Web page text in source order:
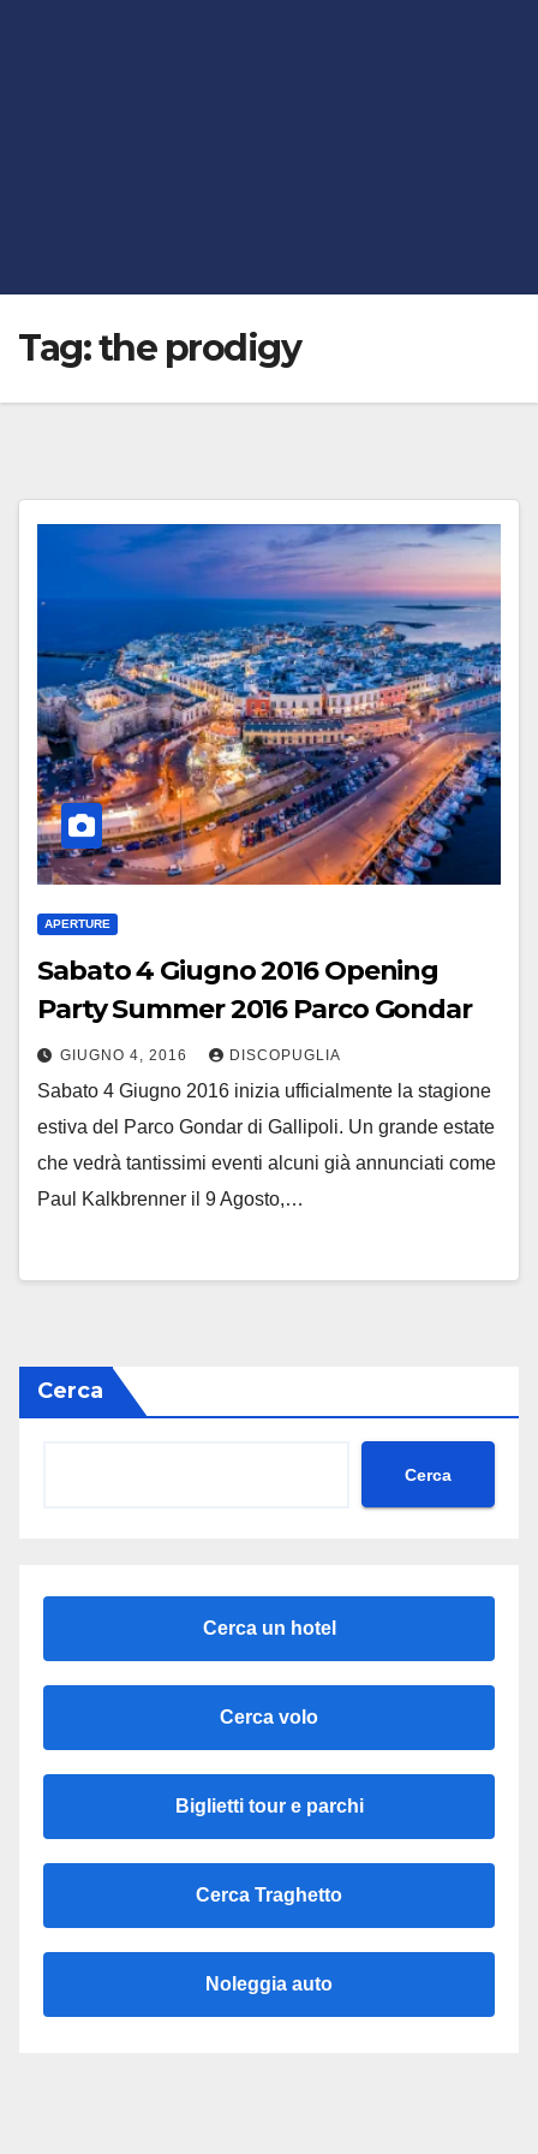
Tag:the prodigy
APERTURE
Sabato 4 Giugno 2016 Opening
Party Summer 2016 Parco Gondar
GIUGNO 4, 2016 DISCOPUGLIA
Sabato 4 Giugno 2016 inizia ufficialmente la stagione
estiva del Parco Gondar di Gallipoli. Un grande estate
che vedrà tantissimi eventi alcuni già annunciati come
Paul Kalkbrenner il 9 Agosto,…
Cerca
Cerca
Cerca un hotel
Cerca volo
Biglietti tour e parchi
Cerca Traghetto
Noleggia auto